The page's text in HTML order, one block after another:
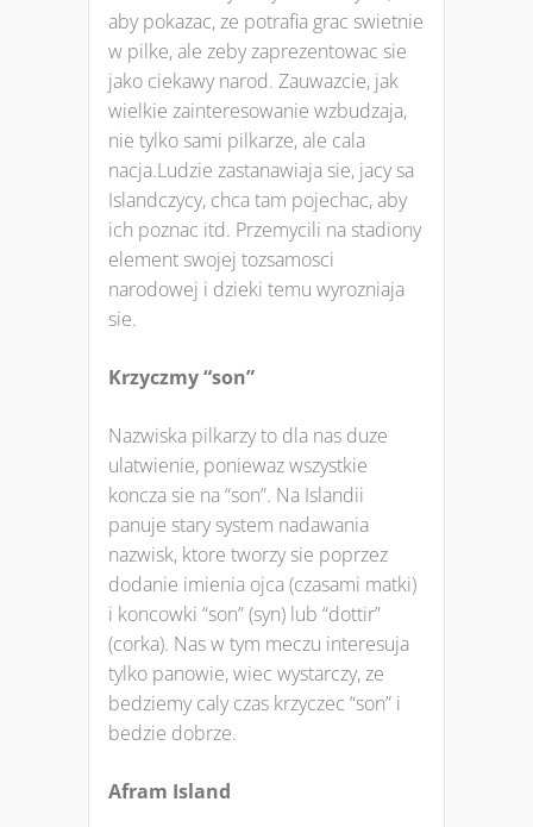
aby pokazac, ze potrafia grac swietnie
w pilke, ale zeby zaprezentowac sie
jako ciekawy narod. Zauwazcie, jak
wielkie zainteresowanie wzbudzaja,
nie tylko sami pilkarze, ale cala
nacja.Ludzie zastanawiaja sie, jacy sa
Islandczycy, chca tam pojechac, aby
ich poznac itd. Przemycili na stadiony
element swojej tozsamosci
narodowej i dzieki temu wyrozniaja
sie.
Krzyczmy “son”
Nazwiska pilkarzy to dla nas duze
ulatwienie, poniewaz wszystkie
koncza sie na “son”. Na Islandii
panuje stary system nadawania
nazwisk, ktore tworzy sie poprzez
dodanie imienia ojca (czasami matki)
i koncowki “son” (syn) lub “dottir”
(corka). Nas w tym meczu interesuja
tylko panowie, wiec wystarczy, ze
bedziemy caly czas krzyczec “son” i
bedzie dobrze.
Afram Island